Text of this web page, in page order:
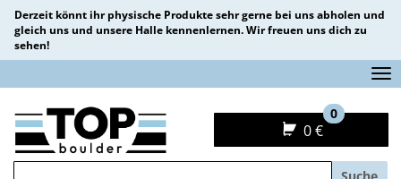
Derzeit könnt ihr physische Produkte sehr gerne bei uns abholen und
gleich uns und unsere Halle kennenlernen. Wir freuen uns dich zu
sehen!
0 €
0